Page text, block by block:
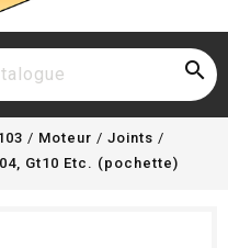

Moteur
Joints
Gt10 Etc. (pochette)